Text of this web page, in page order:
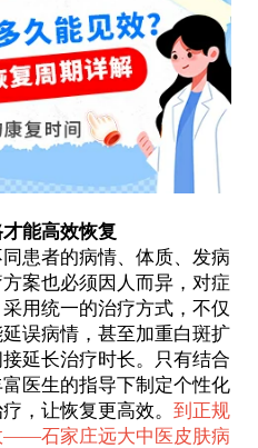
能高效恢复
者的病情、体质、发病
案也必须因人而异，对症
用统一的治疗方式，不仅
误病情，甚至加重白斑扩
延长治疗时长。只有结合
医生的指导下制定个性化
，让恢复更高效。 到正规
——石家庄远大中医皮肤病